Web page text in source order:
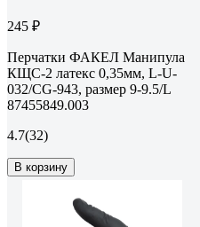
245 ₽
Перчатки ФАКЕЛ Манипула
КЩС-2 латекс 0,35мм, L-U-
032/CG-943, размер 9-9.5/L
87455849.003
4.7(32)
В корзину